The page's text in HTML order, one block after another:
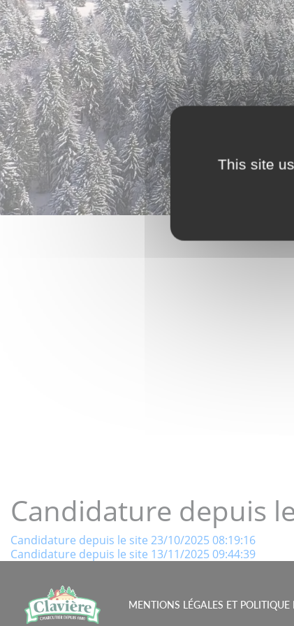
Candidature depuis
Navigation
l’article
Candidature depuis le site 23/10/2025 08:19:16
Candidature depuis le site 13/11/2025 09:44:39
MENTIONS LÉGALES ET
This site